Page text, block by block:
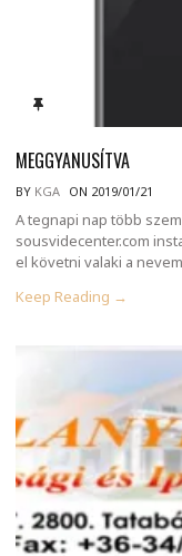
MEGGYANUSÍTVA
BY KGA ON 2019/01/21
A tegnapi nap több
sousvidecenter.com
el követni valaki a
Keep Reading →